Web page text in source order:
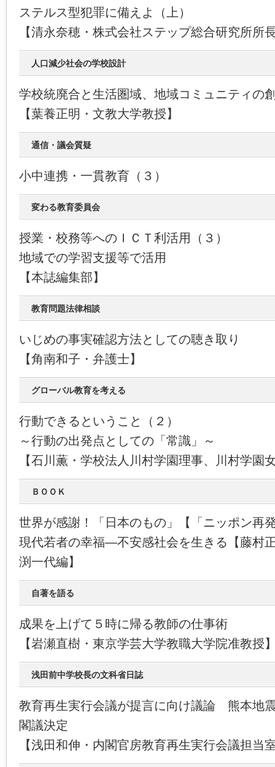
ステルス型犯罪に備えよ（上）
【清永奈穂・株式会社ステップ総合研究所所
人口減少社会の学校設計
学校統廃合と生活圏域、地域コミュニティの
【葉養正明・文教大学教授】
通信・議会質疑
小中連携・一貫教育（３）
変わる教育委員会
授業・校務等へのＩＣＴ利活用（３）
地域での学習支援等で活用
【本誌編集部】
教育問題法律相談
いじめの事実確認方法としての聴き取り
【角南和子・弁護士】
グローバル教育を考える
行動できるということ（２）
～行動の出発点としての「常識」～
【石川薫・学校法人川村学園理事、川村学園
ＢＯＯＫ
世界が感謝！「日本のもの」【「ニッポン再
現代若者の幸福―不安感社会を生きる【藤村
渕一代編】
自著を語る
成果を上げて５時に帰る教師の仕事術
【岩瀬直樹・東京学芸大学教職大学院准教授
浅田前中学校長の文科省日誌
教育再生実行会議が提言に向け議論 熊本地
閣議決定
【浅田和伸・内閣官房教育再生実行会議担当